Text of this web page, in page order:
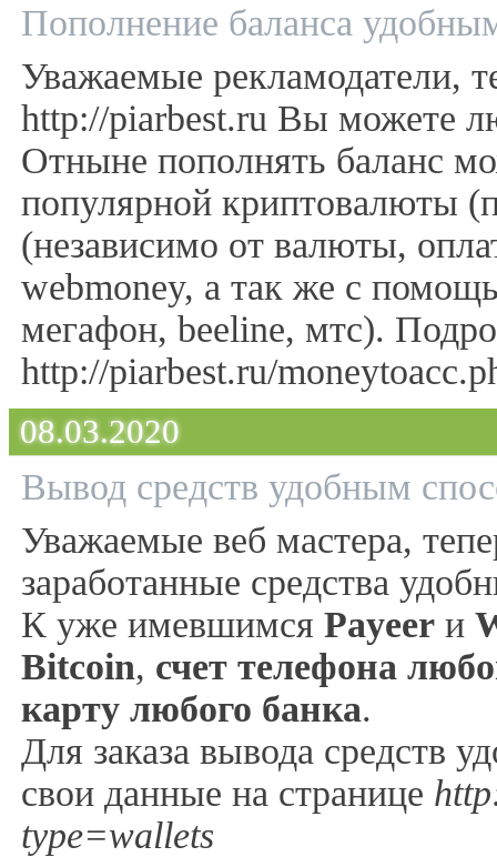
Пополнение баланса
Уважаемые рекламодатели,
http://piarbest.ru Вы можете
Отныне пополнять баланс
популярной криптовалюты
(независимо от валюты,
webmoney, а так же с
мегафон, beeline, мтс).
http://piarbest.ru/
08.03.2020
Вывод средств удобным
Уважаемые веб мастера,
заработанные средства
К уже имевшимся Payeer и
Bitcoin, счет телефона
карту любого банка.
Для заказа вывода средств
свои данные на странице
type=wallets